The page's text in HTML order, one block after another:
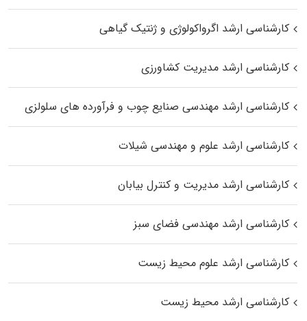
کارشناسی ارشد اگرواکولوژی و ژنتیک گیاهی
کارشناسی ارشد مدیریت کشاورزی
کارشناسی ارشد مهندسی صنایع چوب و فرآورده‌ های سلولزی
کارشناسی ارشد علوم و مهندسی شیلات
کارشناسی ارشد مدیریت و کنترل بیابان
کارشناسی ارشد مهندسی فضای سبز
کارشناسی ارشد علوم محیط‌ زیست
کارشناسی ارشد محیط زیست